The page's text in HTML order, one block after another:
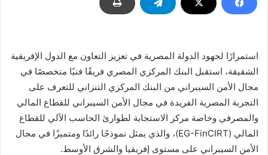
استمرارًا لجهود الدولة المصرية في تعزيز التعاون مع الدول الإفريقية
الشقيقة، استقبل البنك المركزي المصري فريقًا فنيًا متخصصًا في
مجال الأمن السيبراني من البنك المركزي التنزاني للتعرف على
التجربة المصرية الفريدة في مجال الأمن السيبراني للقطاع المالي
والمصرفي وخاصة مركز الاستجابة لطوارئ الحاسب الآلي للقطاع
المالي (EG-FinCIRT)، والذي يمثل نموذجًا رائدًا ومتميزًا في مجال
الأمن السيبراني على مستوى إفريقيا والشرق الأوسط.